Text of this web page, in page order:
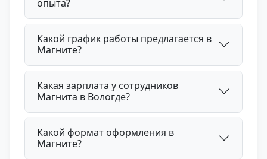
опыта?
Какой график работы предлагается в
Магните?
Какая зарплата у сотрудников
Магнита в Вологде?
Какой формат оформления в
Магните?